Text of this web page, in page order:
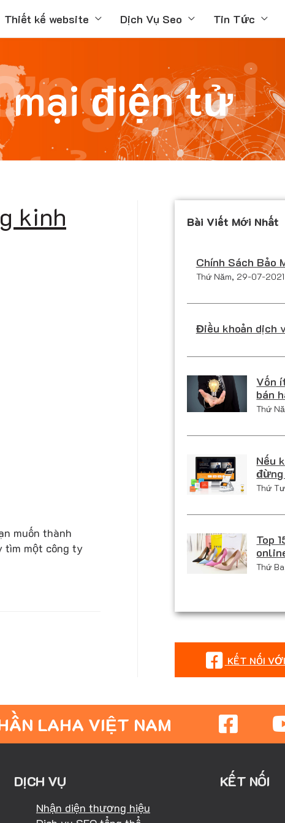
Thiết kế website Dịch Vụ Seo Tin Tức
mại
tử
điện tử
kinh
muốn thành
tìm một công ty
Bài Viết Mới Nhất
Chính Sách Bảo
Thứ Năm, 29-07-2021
Điều khoản dịch
Vốn
bán
Thứ
Nếu
đừng
Thứ
Top
Thứ
KẾT NỐI
LAHA VIỆT NAM
DỊCH VỤ
Nhận diện thương hiệu
KẾT NỐI